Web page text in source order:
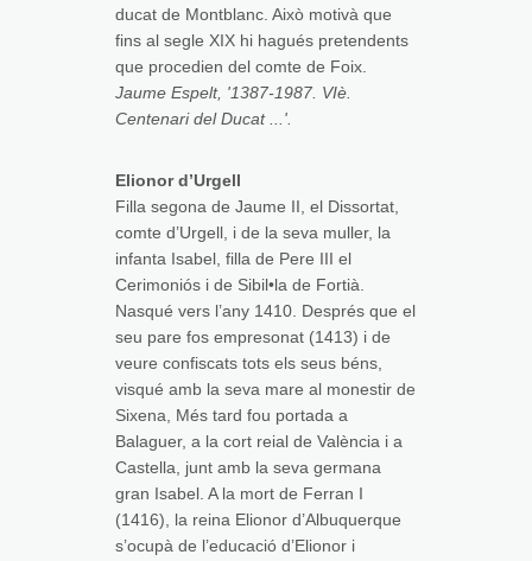
ducat de Montblanc. Això motivà que
fins al segle XIX hi hagués pretendents
que procedien del comte de Foix.
Jaume Espelt, '1387-1987. VIè.
Centenari del Ducat ...'.
Elionor d’Urgell
Filla segona de Jaume II, el Dissortat,
comte d’Urgell, i de la seva muller, la
infanta Isabel, filla de Pere III el
Cerimoniós i de Sibil•la de Fortià.
Nasqué vers l’any 1410. Després que el
seu pare fos empresonat (1413) i de
veure confiscats tots els seus béns,
visqué amb la seva mare al monestir de
Sixena, Més tard fou portada a
Balaguer, a la cort reial de València i a
Castella, junt amb la seva germana
gran Isabel. A la mort de Ferran I
(1416), la reina Elionor d’Albuquerque
s’ocupà de l’educació d’Elionor i